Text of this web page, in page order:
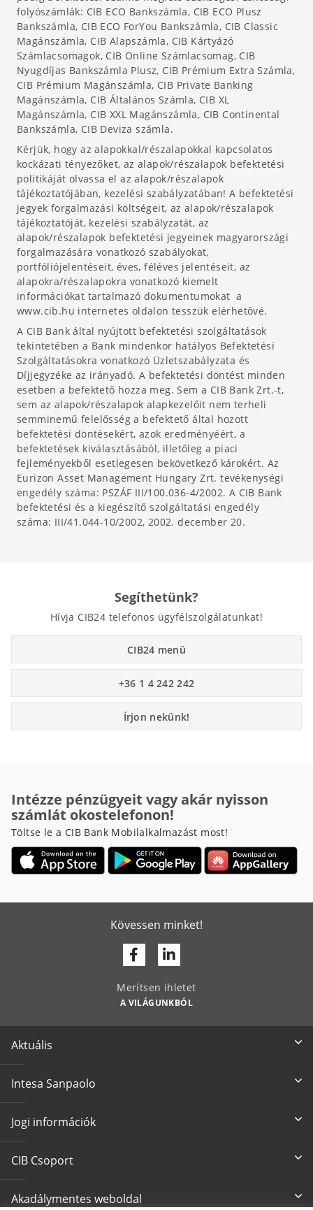
folyószámlák: CIB ECO Bankszámla, CIB ECO Plusz
Bankszámla, CIB ECO ForYou Bankszámla, CIB Classic
Magánszámla, CIB Alapszámla, CIB Kártyázó
Számlacsomagok, CIB Online Számlacsomag, CIB
Nyugdíjas Bankszámla Plusz, CIB Prémium Extra Számla,
CIB Prémium Magánszámla, CIB Private Banking
Magánszámla, CIB Általános Számla, CIB XL
Magánszámla, CIB XXL Magánszámla, CIB Continental
Bankszámla, CIB Deviza számla.
Kérjük, hogy az alapokkal/részalapokkal kapcsolatos
kockázati tényezőket, az alapok/részalapok befektetési
politikáját olvassa el az alapok/részalapok
tájékoztatójában, kezelési szabályzatában! A befektetési
jegyek forgalmazási költségeit, az alapok/részalapok
tájékoztatóját, kezelési szabályzatát, az
alapok/részalapok befektetési jegyeinek magyarországi
forgalmazására vonatkozó szabályokat,
portfóliójelentéseit, éves, féléves jelentéseit, az
alapokra/részalapokra vonatkozó kiemelt
információkat tartalmazó dokumentumokat a
www.cib.hu internetes oldalon tesszük elérhetővé.
A CIB Bank által nyújtott befektetési szolgáltatások
tekintetében a Bank mindenkor hatályos Befektetési
Szolgáltatásokra vonatkozó Üzletszabályzata és
Díjjegyzéke az irányadó. A befektetési döntést minden
esetben a befektető hozza meg. Sem a CIB Bank Zrt.-t,
sem az alapok/részalapok alapkezelőit nem terheli
semminemű felelősség a befektető által hozott
befektetési döntésekért, azok eredményéért, a
befektetések kiválasztásából, illetőleg a piaci
fejleményekből esetlegesen bekövetkező károkért. Az
Eurizon Asset Management Hungary Zrt. tevékenységi
engedély száma: PSZÁF III/100.036-4/2002. A CIB Bank
befektetési és a kiegészítő szolgáltatási engedély
száma: III/41.044-10/2002, 2002. december 20.
Segíthetünk?
Hívja CIB24 telefonos ügyfélszolgálatunkat!
CIB24 menü
+36 1 4 242 242
Írjon nekünk!
Intézze pénzügyeit vagy akár nyisson
számlát okostelefonon!
Töltse le a CIB Bank Mobilalkalmazást most!
Kövessen minket!
FacebookLinkedin
Merítsen ihletet
A VILÁGUNKBÓL
Aktuális
Intesa Sanpaolo
Jogi információk
CIB Csoport
Akadálymentes weboldal